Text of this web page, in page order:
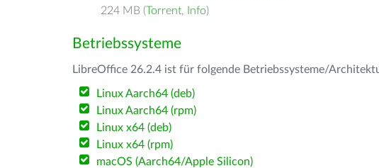
224 MB (Torrent, Info)
Betriebssysteme
LibreOffice 26.2.4 ist für folgende Betriebssysteme/
Linux Aarch64 (deb)
Linux Aarch64 (rpm)
Linux x64 (deb)
Linux x64 (rpm)
macOS (Aarch64/Apple Silicon)